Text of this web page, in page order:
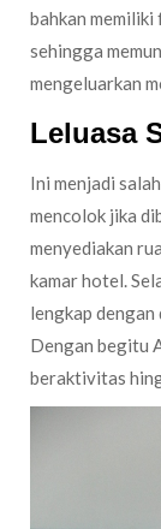
bahkan
sehingga
mengeluarkan
Leluasa
Ini menjadi
mencolok jika
menyediakan
kamar hotel.
lengkap dengan
Dengan begitu
beraktivitas